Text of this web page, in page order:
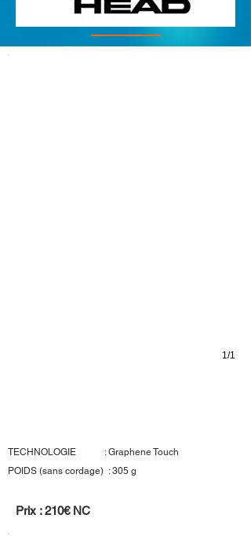
Prix : 210€ NC
1/1
TECHNOLOGIE : Graphene Touch
POIDS (sans cordage) : 305 g